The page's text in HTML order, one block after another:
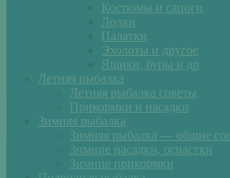
Костюмы и сапоги
Лодки
Палатки
Эхолоты и другое
Ящики, буры и др
Летняя рыбалка
Летняя рыбалка советы
Прикормки и насадки
Зимняя рыбалка
Зимняя рыбалка — общие
Зимние насадки, оснастки
Зимние прикормки